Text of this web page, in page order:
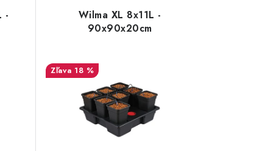
-
Wilma XL 8x11L -
90x90x20cm
18 %